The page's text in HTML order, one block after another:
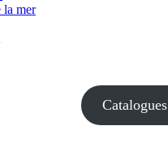
la mer
Catalogues